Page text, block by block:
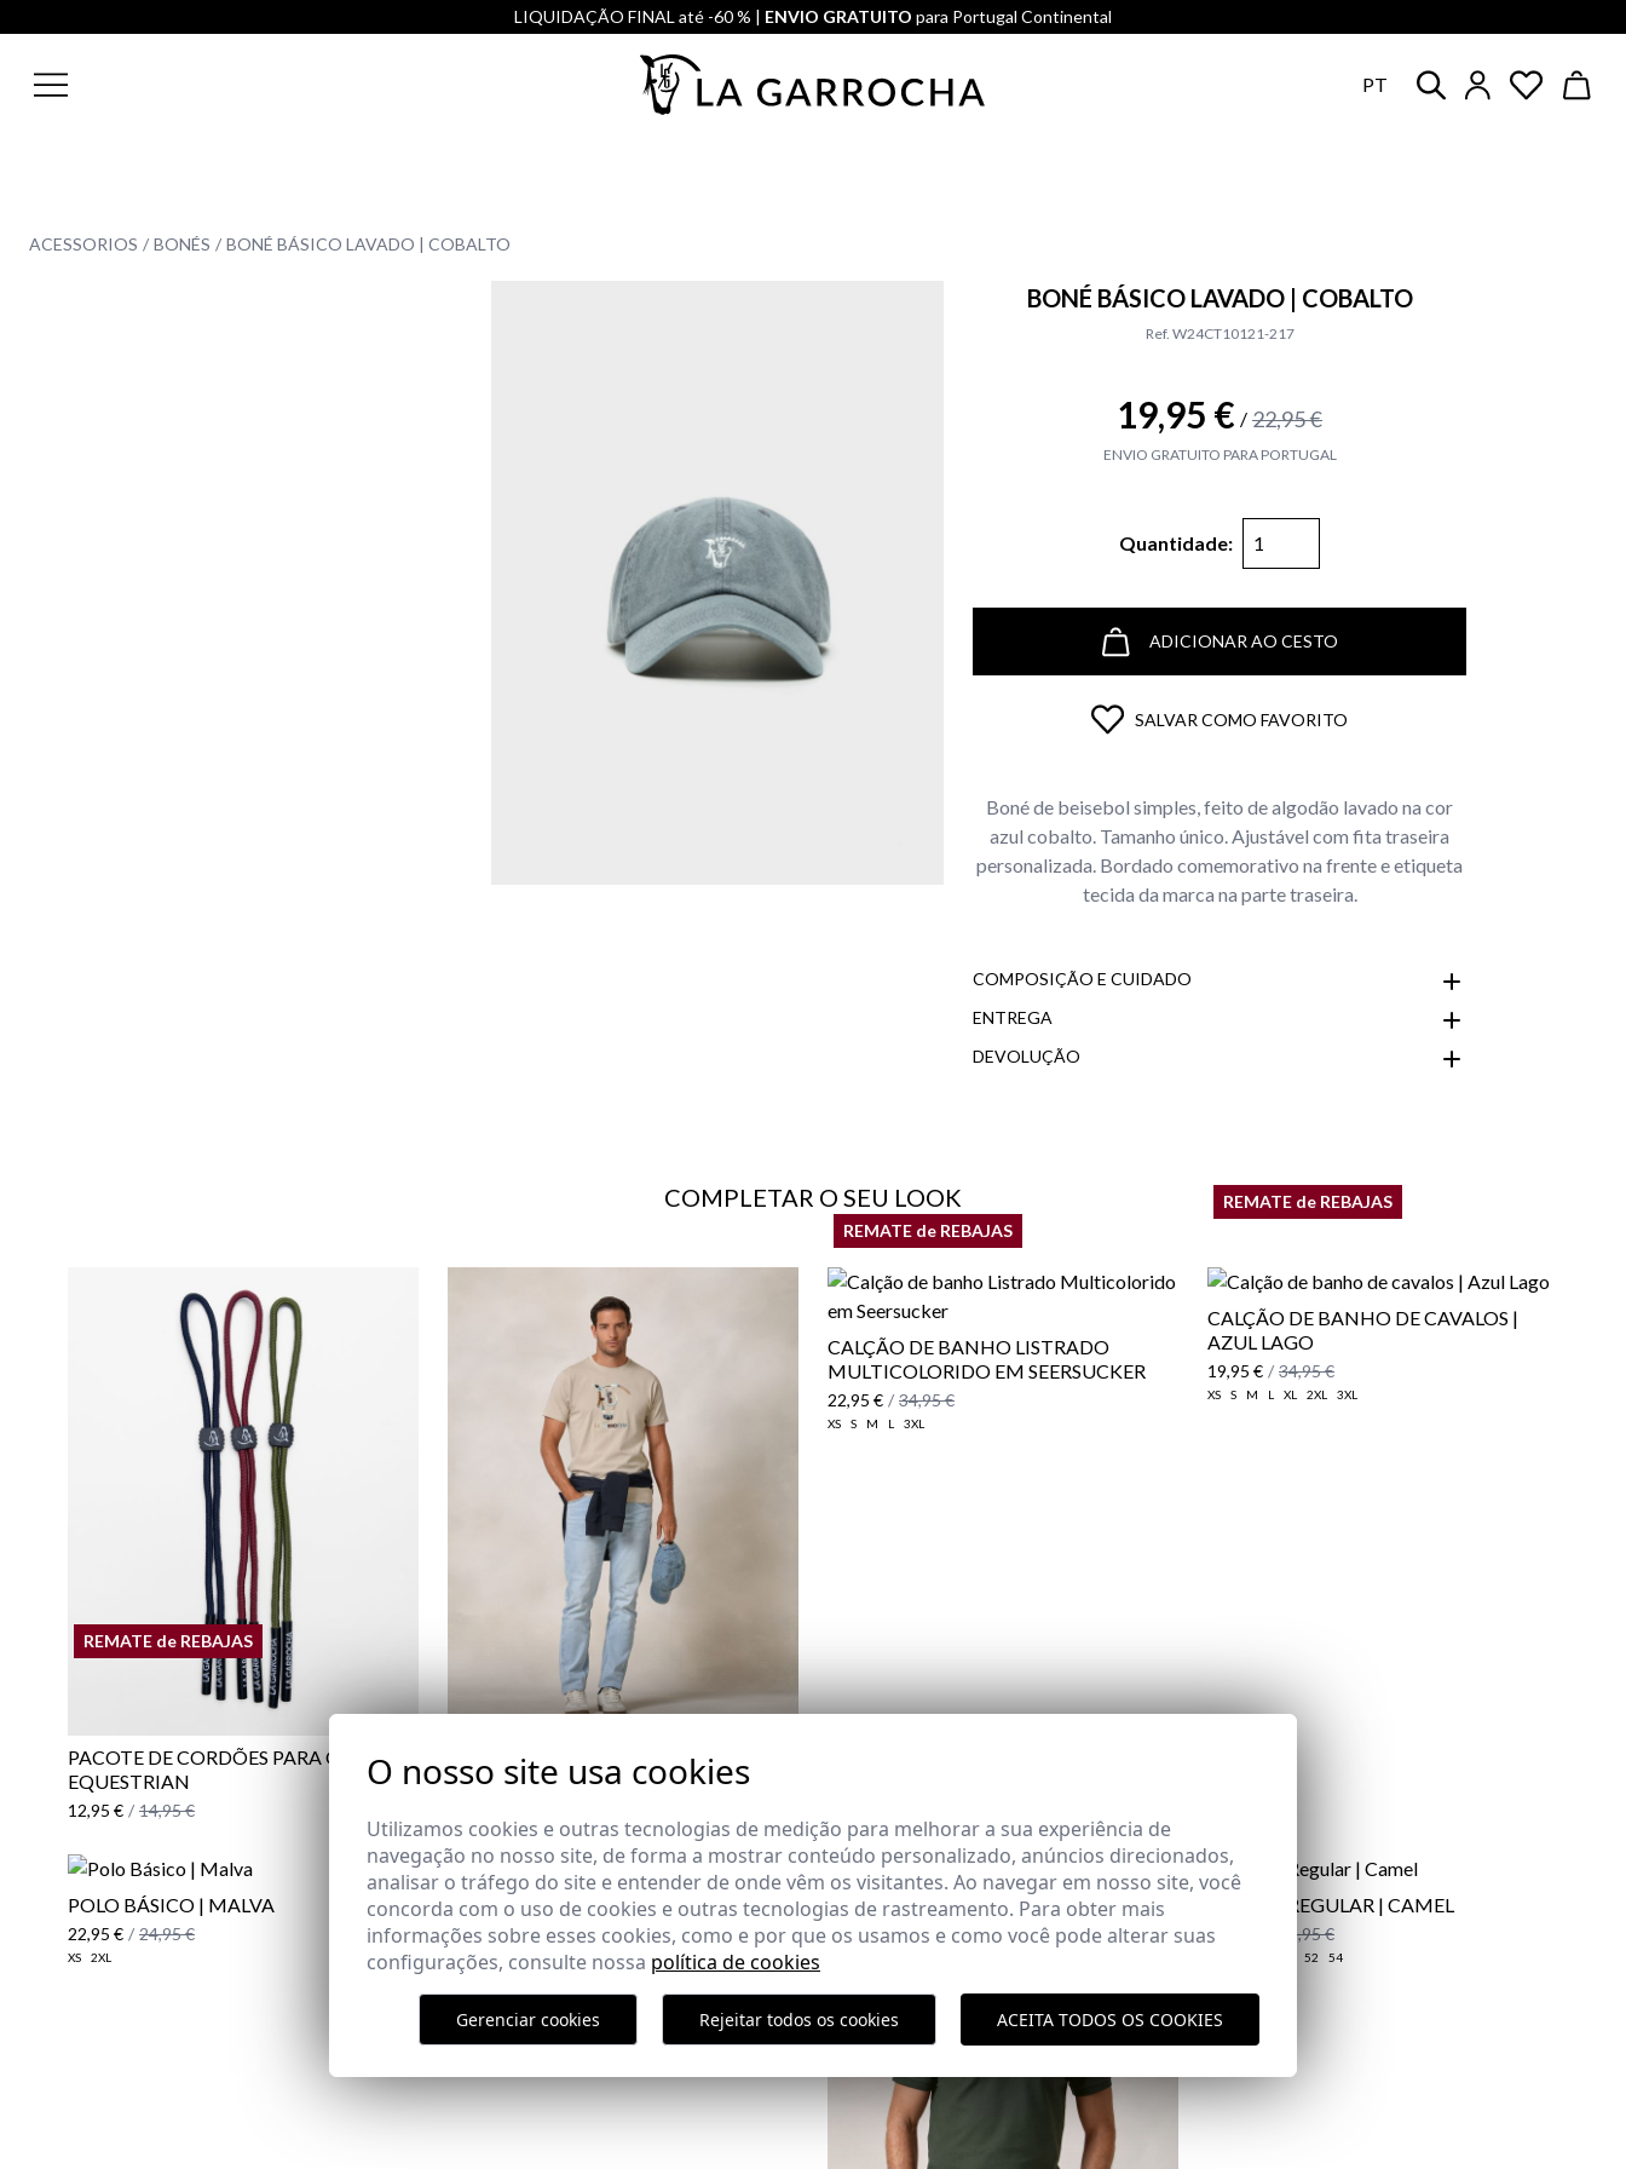
LIQUIDAÇÃO FINAL até -60 % | ENVIO GRATUITO para Portugal Continental
PT
ACESSORIOS BONÉS BONÉ BÁSICO LAVADO | COBALTO
BONÉ BÁSICO LAVADO | COBALTO
Ref. W24CT10121-217
19,95 € / 22,95 €
ENVIO GRATUITO PARA PORTUGAL
Quantidade:
ADICIONAR AO CESTO
SALVAR COMO FAVORITO
Boné de beisebol simples, feito de algodão lavado na cor
azul cobalto. Tamanho único. Ajustável com fita traseira
personalizada. Bordado comemorativo na frente e etiqueta
tecida da marca na parte traseira.
COMPOSIÇÃO E CUIDADO
ENTREGA
DEVOLUÇÃO
COMPLETAR O SEU LOOK
REMATE de REBAJAS
PACOTE DE CORDÕES PARA ÓCULOS
EQUESTRIAN
12,95 € / 14,95 €
T-SHIRT MULTICOLORIDA | QUARTZO
15,95 € / 19,95 €
REMATE de REBAJAS
CALÇÃO DE BANHO LISTRADO
MULTICOLORIDO EM SEERSUCKER
22,95 € / 34,95 €
XS S M L 3XL
REMATE de REBAJAS
CALÇÃO DE BANHO DE CAVALOS |
AZUL LAGO
19,95 € / 34,95 €
XS S M L XL 2XL 3XL
POLO BÁSICO | MALVA
22,95 € / 24,95 €
XS 2XL
REMATE de REBAJAS
ÓCULOS DE SOL VADELLA | NEGRO
19,95 € / 25,95 €
CHINOS REGULAR | CAMEL
29,95 € 39,95 €
52 54
O nosso site usa cookies
Utilizamos cookies e outras tecnologias de medição para melhorar a sua experiência de
navegação no nosso site, de forma a mostrar conteúdo personalizado, anúncios direcionados,
analisar o tráfego do site e entender de onde vêm os visitantes. Ao navegar em nosso site, você
concorda com o uso de cookies e outras tecnologias de rastreamento. Para obter mais
informações sobre esses cookies, como e por que os usamos e como você pode alterar suas
configurações, consulte nossa política de cookies
Gerenciar cookies Rejeitar todos os cookies ACEITA TODOS OS COOKIES